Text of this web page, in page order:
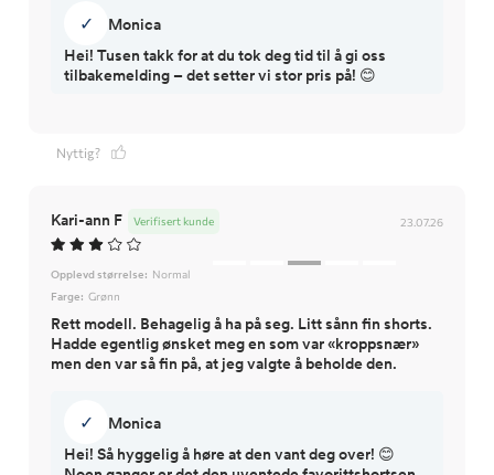
✓
Monica
Hei! Tusen takk for at du tok deg tid til å gi oss
tilbakemelding – det setter vi stor pris på! 😊
Nyttig?
Kari-ann F 23.07.26
Verifisert kunde
Opplevd størrelse: Normal
Farge: Grønn
Rett modell. Behagelig å ha på seg. Litt sånn fin shorts.
Hadde egentlig ønsket meg en som var «kroppsnær»
men den var så fin på, at jeg valgte å beholde den.
✓
Monica
Hei! Så hyggelig å høre at den vant deg over! 😊